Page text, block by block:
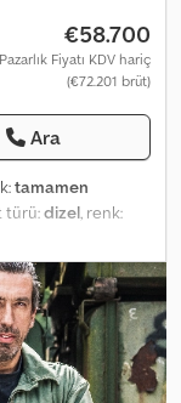
€58.700
Pazarlık Fiyatı KDV hariç
(€72.201 brüt)
Ara
tamamen
türü:dizel, renk:
MHL 380
saat Teknik
mesafesi: 20 m
Ankjk Radyo
iyi.